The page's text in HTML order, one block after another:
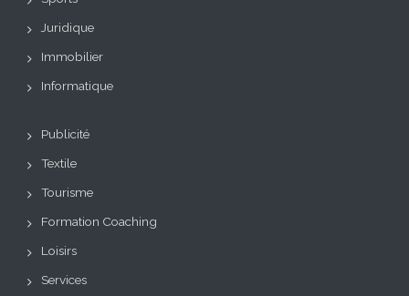
Juridique
Immobilier
Informatique
Publicité
Textile
Tourisme
Formation Coaching
Loisirs
Services